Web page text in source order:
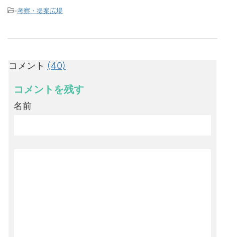
-考察・提案広場
コメント (40)
コメントを残す
名前